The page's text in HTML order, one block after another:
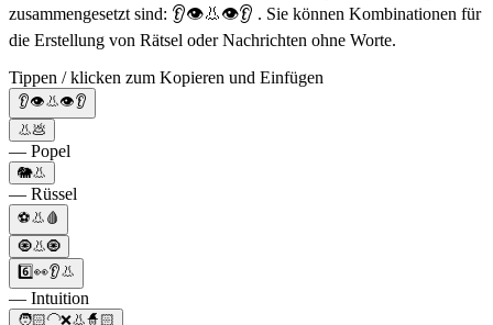
zusammengesetzt sind: 👂👁️👃👁️👂 . Sie können Kombinationen für
die Erstellung von Rätsel oder Nachrichten ohne Worte.
Tippen / klicken zum Kopieren und Einfügen
👂👁️👃👁️👂
👃💩
— Popel
🐘👃
— Rüssel
⚽️👃🩸
🧿👃🧿
6️⃣👀👂👃
— Intuition
🧑🏻‍🦲❌👃🧙🏻